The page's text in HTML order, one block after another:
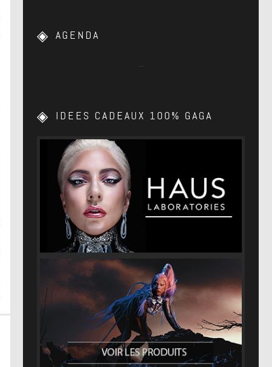
AGENDA
IDEES CADEAUX 100% GAGA